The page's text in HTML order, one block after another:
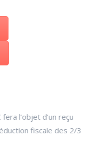
l’objet d’un reçu
fiscale des 2/3